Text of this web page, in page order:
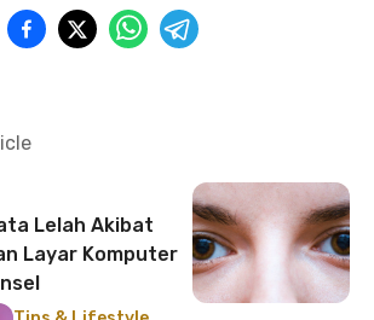
Lelah Akibat
Layar Komputer